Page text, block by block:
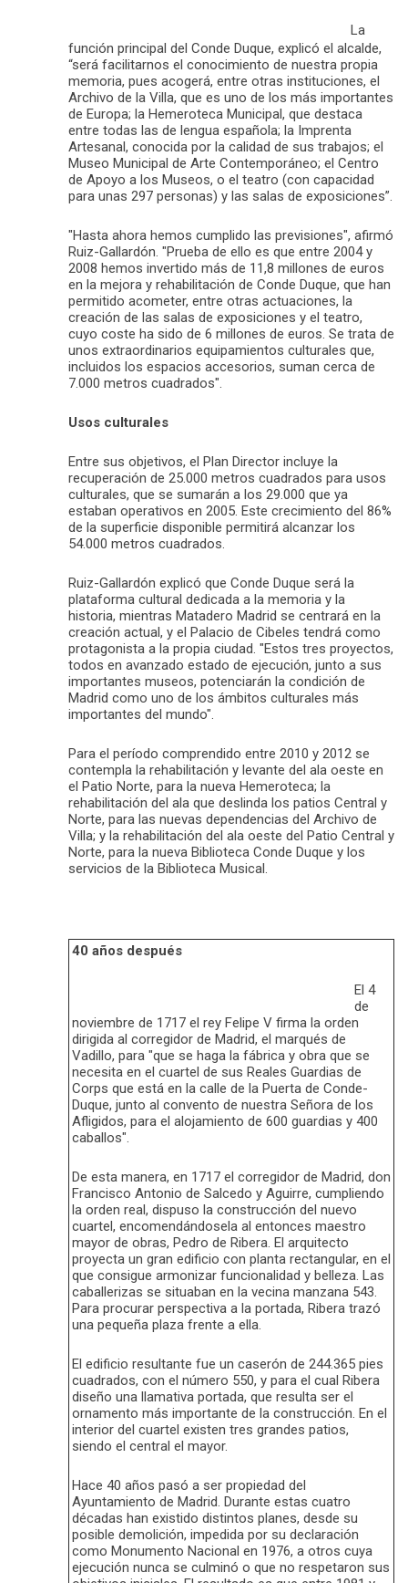
La
función principal del Conde Duque, explicó el alcalde,
“será facilitarnos el conocimiento de nuestra propia
memoria, pues acogerá, entre otras instituciones, el
Archivo de la Villa, que es uno de los más importantes
de Europa; la Hemeroteca Municipal, que destaca
entre todas las de lengua española; la Imprenta
Artesanal, conocida por la calidad de sus trabajos; el
Museo Municipal de Arte Contemporáneo; el Centro
de Apoyo a los Museos, o el teatro (con capacidad
para unas 297 personas) y las salas de exposiciones”.
"Hasta ahora hemos cumplido las previsiones", afirmó
Ruiz-Gallardón. "Prueba de ello es que entre 2004 y
2008 hemos invertido más de 11,8 millones de euros
en la mejora y rehabilitación de Conde Duque, que han
permitido acometer, entre otras actuaciones, la
creación de las salas de exposiciones y el teatro,
cuyo coste ha sido de 6 millones de euros. Se trata de
unos extraordinarios equipamientos culturales que,
incluidos los espacios accesorios, suman cerca de
7.000 metros cuadrados".
Usos culturales
Entre sus objetivos, el Plan Director incluye la
recuperación de 25.000 metros cuadrados para usos
culturales, que se sumarán a los 29.000 que ya
estaban operativos en 2005. Este crecimiento del 86%
de la superficie disponible permitirá alcanzar los
54.000 metros cuadrados.
Ruiz-Gallardón explicó que Conde Duque será la
plataforma cultural dedicada a la memoria y la
historia, mientras Matadero Madrid se centrará en la
creación actual, y el Palacio de Cibeles tendrá como
protagonista a la propia ciudad. "Estos tres proyectos,
todos en avanzado estado de ejecución, junto a sus
importantes museos, potenciarán la condición de
Madrid como uno de los ámbitos culturales más
importantes del mundo".
Para el período comprendido entre 2010 y 2012 se
contempla la rehabilitación y levante del ala oeste en
el Patio Norte, para la nueva Hemeroteca; la
rehabilitación del ala que deslinda los patios Central y
Norte, para las nuevas dependencias del Archivo de
Villa; y la rehabilitación del ala oeste del Patio Central y
Norte, para la nueva Biblioteca Conde Duque y los
servicios de la Biblioteca Musical.
40 años después
El 4
de
noviembre de 1717 el rey Felipe V firma la orden
dirigida al corregidor de Madrid, el marqués de
Vadillo, para "que se haga la fábrica y obra que se
necesita en el cuartel de sus Reales Guardias de
Corps que está en la calle de la Puerta de Conde-
Duque, junto al convento de nuestra Señora de los
Afligidos, para el alojamiento de 600 guardias y 400
caballos".
De esta manera, en 1717 el corregidor de Madrid, don
Francisco Antonio de Salcedo y Aguirre, cumpliendo
la orden real, dispuso la construcción del nuevo
cuartel, encomendándosela al entonces maestro
mayor de obras, Pedro de Ribera. El arquitecto
proyecta un gran edificio con planta rectangular, en el
que consigue armonizar funcionalidad y belleza. Las
caballerizas se situaban en la vecina manzana 543.
Para procurar perspectiva a la portada, Ribera trazó
una pequeña plaza frente a ella.
El edificio resultante fue un caserón de 244.365 pies
cuadrados, con el número 550, y para el cual Ribera
diseño una llamativa portada, que resulta ser el
ornamento más importante de la construcción. En el
interior del cuartel existen tres grandes patios,
siendo el central el mayor.
Hace 40 años pasó a ser propiedad del
Ayuntamiento de Madrid. Durante estas cuatro
décadas han existido distintos planes, desde su
posible demolición, impedida por su declaración
como Monumento Nacional en 1976, a otros cuya
ejecución nunca se culminó o que no respetaron sus